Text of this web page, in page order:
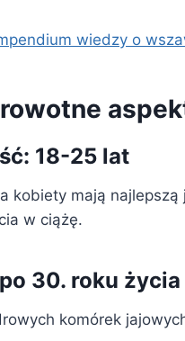
wiedzy o
18-25 lat
kobiety mają
w ciążę.
30. roku życia
komórek